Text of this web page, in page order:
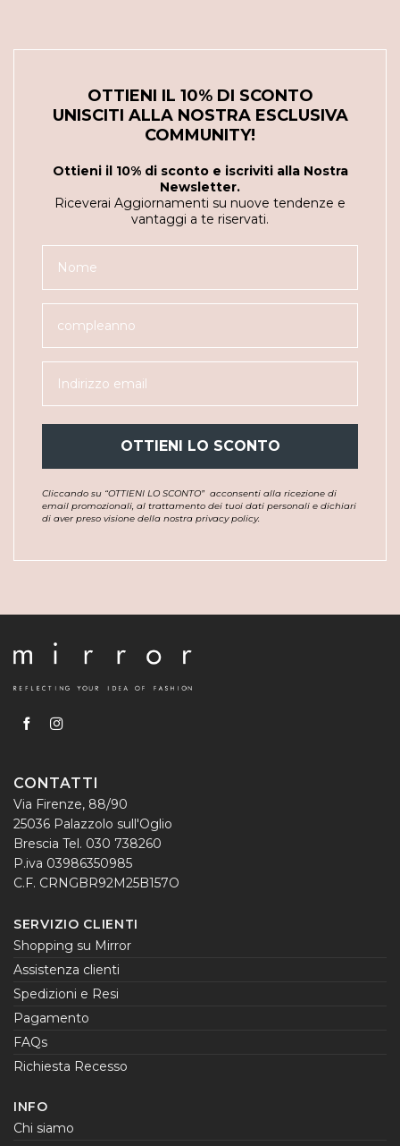
OTTIENI IL 10% DI SCONTO
UNISCITI ALLA NOSTRA ESCLUSIVA
COMMUNITY!
Ottieni il 10% di sconto e iscriviti alla Nostra
Newsletter.
Riceverai Aggiornamenti su nuove tendenze e
vantaggi a te riservati.
OTTIENI LO SCONTO
Cliccando su “OTTIENI LO SCONTO” acconsenti alla ricezione di
email promozionali, al trattamento dei tuoi dati personali e dichiari
di aver preso visione della nostra privacy policy.
CONTATTI
Via Firenze, 88/90
25036 Palazzolo sull'Oglio
Brescia Tel. 030 738260
P.iva 03986350985
C.F. CRNGBR92M25B157O
SERVIZIO CLIENTI
Shopping su Mirror
Assistenza clienti
Spedizioni e Resi
Pagamento
FAQs
Richiesta Recesso
INFO
Chi siamo